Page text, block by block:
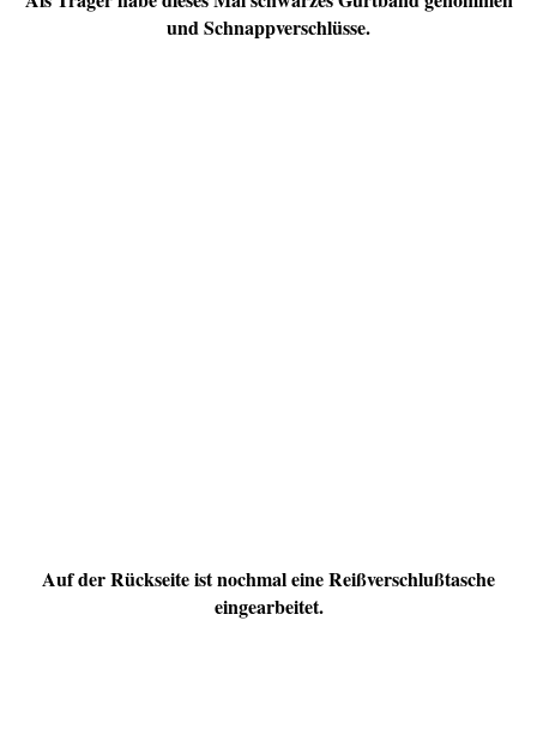
und Schnappverschlüsse.
Auf der Rückseite ist nochmal eine Reißverschlußtasche
eingearbeitet.